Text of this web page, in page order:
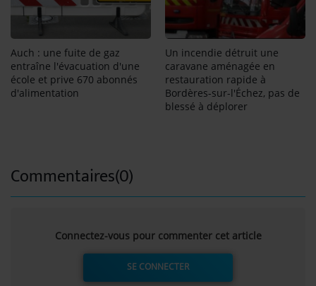
Auch : une fuite de gaz
entraîne l'évacuation d'une
école et prive 670 abonnés
d'alimentation
Un incendie détruit une
caravane aménagée en
restauration rapide à
Bordères-sur-l'Échez, pas de
blessé à déplorer
Commentaires(0)
Connectez-vous pour commenter cet article
SE CONNECTER